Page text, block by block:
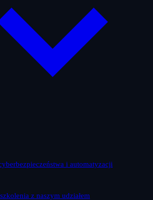
i automatyzacji
z naszym udziałem